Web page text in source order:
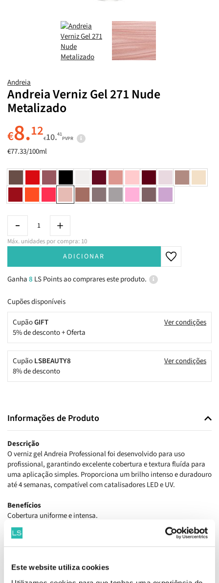
Este website utiliza cookies
Andreia
Andreia Verniz Gel 271 Nude
Metalizado
€8.12€10.41
PVPR
€77.33/100ml
Máx. unidades por compra: 10
ADICIONAR
Ganha8 LS Points ao comprares este produto.
Cupões disponíveis
CupãoGIFT
5% de desconto + Oferta
Ver condições
CupãoLSBEAUTY8
8% de desconto
Ver condições
Informações de Produto
Descrição
O verniz gel Andreia Professional foi desenvolvido para uso
profissional, garantindo excelente cobertura e textura fluída para
uma aplicação simples. Proporciona um brilho intenso e duradouro
até 4 semanas, compatível com catalisadores LED e UV.
Benefícios
Cobertura uniforme e intensa.
Textura fluída que facilita a aplicação.
Brilho duradouro até 4 semanas.
Compatível com LED e UV.
Como aplicar
Higienizar as mãos com o Alcohol Power Spray.